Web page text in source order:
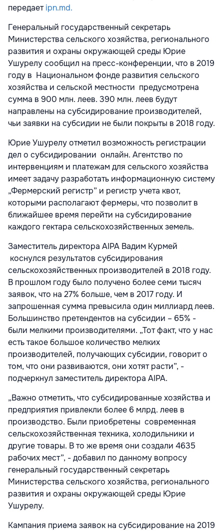
передаетipn.md.
Генеральный государственный секретарь
Министерства сельского хозяйства, регионального
развития и охраны окружающей среды Юрие
Ушурелу сообщил на пресс-конференции, что в 2019
году в Национальном фонде развития сельского
хозяйства и сельской местности предусмотрена
сумма в 900 млн. леев. 390 млн. леев будут
направлены на субсидирование производителей,
чьи заявки на субсидии не были покрыты в 2018 году.
Юрие Ушурелу отметил возможность регистрации
дел о субсидировании онлайн. Агентство по
интервенциям и платежам для сельского хозяйства
имеет задачу разработать информационную систему
„Фермерский регистр” и регистр учета квот,
которыми располагают фермеры, что позволит в
ближайшее время перейти на субсидирование
каждого гектара сельскохозяйственных земель.
Заместитель директора AIPA Вадим Курмей
коснулся результатов субсидирования
сельскохозяйственных производителей в 2018 году.
В прошлом году было получено более семи тысяч
заявок, что на 27% больше, чем в 2017 году. И
запрошенная сумма превысила один миллиард леев.
Большинство претендентов на субсидии – 65% -
были мелкими производителями. „Тот факт, что у нас
есть такое большое количество мелких
производителей, получающих субсидии, говорит о
том, что они развиваются, они хотят расти”, -
подчеркнул заместитель директора AIPA.
„Важно отметить, что субсидированные хозяйства и
предприятия привлекли более 6 млрд. леев в
производство. Были приобретены современная
сельскохозяйственная техника, холодильники и
другие товары. В то же время они создали 4635
рабочих мест”, - добавил по данному вопросу
генеральный государственный секретарь
Министерства сельского хозяйства, регионального
развития и охраны окружающей среды Юрие
Ушурелу.
Кампания приема заявок на субсидирование на 2019